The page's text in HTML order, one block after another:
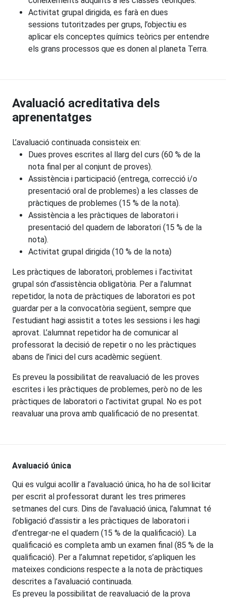
Activitat grupal dirigida, es farà en dues
sessions tutoritzades per grups, l’objectiu es
aplicar els conceptes químics teòrics per entendre
els grans processos que es donen al planeta Terra.
Avaluació acreditativa dels
aprenentatges
L’avaluació continuada consisteix en:
Dues proves escrites al llarg del curs (60 % de la
nota final per al conjunt de proves).
Assistència i participació (entrega, correcció i/o
presentació oral de problemes) a les classes de
pràctiques de problemes (15 % de la nota).
Assistència a les pràctiques de laboratori i
presentació del quadern de laboratori (15 % de la
nota).
Activitat grupal dirigida (10 % de la nota)
Les pràctiques de laboratori, problemes i l’activitat
grupal són d’assistència obligatòria. Per a l’alumnat
repetidor, la nota de pràctiques de laboratori es pot
guardar per a la convocatòria següent, sempre que
l’estudiant hagi assistit a totes les sessions i les hagi
aprovat. L’alumnat repetidor ha de comunicar al
professorat la decisió de repetir o no les pràctiques
abans de l’inici del curs acadèmic següent.
Es preveu la possibilitat de reavaluació de les proves
escrites i les pràctiques de problemes, però no de les
pràctiques de laboratori o l’activitat grupal. No es pot
reavaluar una prova amb qualificació de no presentat.
Avaluació única
Qui es vulgui acollir a l’avaluació única, ho ha de sol·licitar
per escrit al professorat durant les tres primeres
setmanes del curs. Dins de l’avaluació única, l’alumnat té
l’obligació d’assistir a les pràctiques de laboratori i
d’entregar-ne el quadern (15 % de la qualificació). La
qualificació es completa amb un examen final (85 % de la
qualificació). Per a l’alumnat repetidor, s’apliquen les
mateixes condicions respecte a la nota de pràctiques
descrites a l’avaluació continuada.
Es preveu la possibilitat de reavaluació de la prova